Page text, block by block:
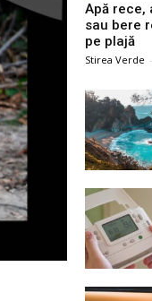
Apă rece,
sau bere
pe plajă
Stirea Verde -